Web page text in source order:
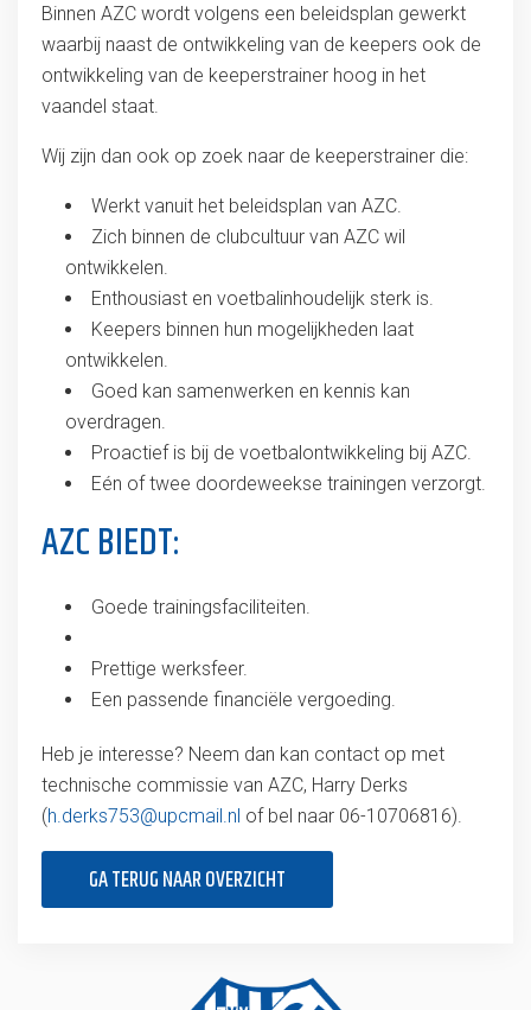
Binnen AZC wordt volgens een beleidsplan gewerkt
waarbij naast de ontwikkeling van de keepers ook de
ontwikkeling van de keeperstrainer hoog in het
vaandel staat.
Wij zijn dan ook op zoek naar de keeperstrainer die:
Werkt vanuit het beleidsplan van AZC.
Zich binnen de clubcultuur van AZC wil
ontwikkelen.
Enthousiast en voetbalinhoudelijk sterk is.
Keepers binnen hun mogelijkheden laat
ontwikkelen.
Goed kan samenwerken en kennis kan
overdragen.
Proactief is bij de voetbalontwikkeling bij AZC.
Eén of twee doordeweekse trainingen verzorgt.
AZC BIEDT:
Goede trainingsfaciliteiten.
Prettige werksfeer.
Een passende financiële vergoeding.
Heb je interesse? Neem dan kan contact op met
technische commissie van AZC, Harry Derks
(h.derks753@upcmail.nl of bel naar 06-10706816).
GA TERUG NAAR OVERZICHT